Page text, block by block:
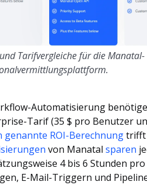
Tarifvergleiche für die Manatal-
Automatisierung
Tarif (35 $ pro Benutzer
genannte ROI-Berechnungtrifft
von Manatalsparen
4 bis 6 Stunden
E-Mail-Triggern und